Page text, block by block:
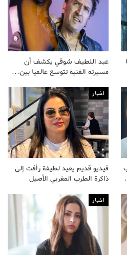
عبد اللطيف شوقي يكشف أن
مسيرته الفنية تتوسع عالميا بين…
اخبار
فيديو قديم يعيد لطيفة رأفت إلى
ذاكرة الطرب المغربي الأصيل
اخبار